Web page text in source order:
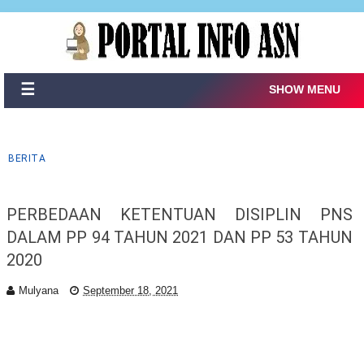
☰ SHOW MENU
BERITA
PERBEDAAN KETENTUAN DISIPLIN PNS
DALAM PP 94 TAHUN 2021 DAN PP 53 TAHUN
2020
Mulyana September 18, 2021